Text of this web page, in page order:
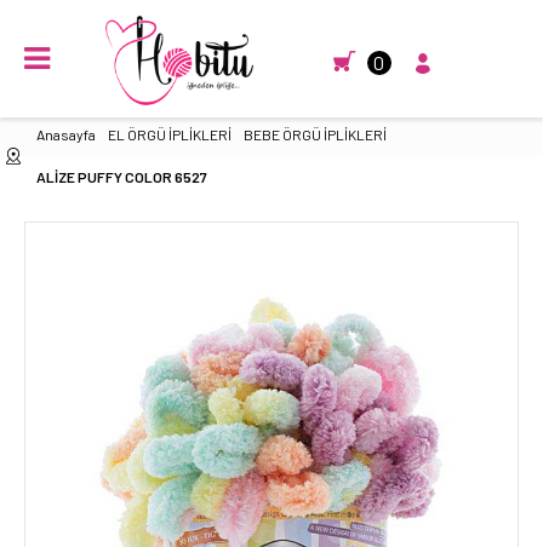
0
Anasayfa EL ÖRGÜ İPLİKLERİ BEBE ÖRGÜ İPLİKLERİ
ALİZE PUFFY COLOR 6527